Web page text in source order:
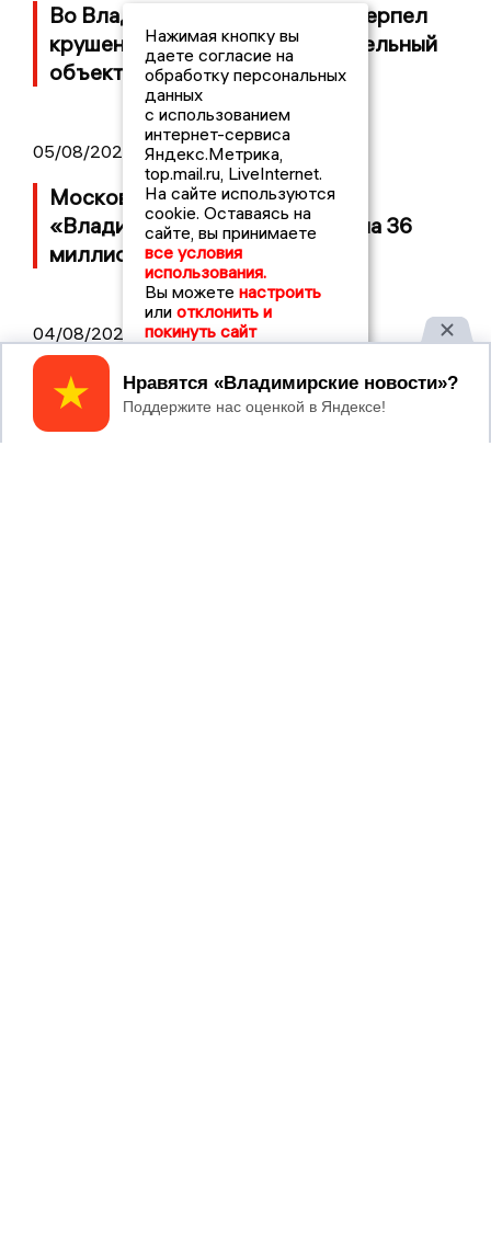
Во Владимирской области потерпел
крушение неопознанный летательный
объект
05/08/2026 08:30
Московский ЧОП подал иск к
«Владимирскому стандарту» на 36
миллионов рублей
04/08/2026 15:40
Дело застройщика ЖК «Поколение»
ООО «Капитал Строй» передали в суд
Нажимая кнопку вы
даете согласие на
обработку персональных
данных
с использованием
интернет-сервиса
Яндекс.Метрика,
top.mail.ru, LiveInternet.
На сайте используются
cookie. Оставаясь на
сайте, вы принимаете
все условия
использования.
Вы можете настроить
или отклонить и
покинуть сайт
Принять